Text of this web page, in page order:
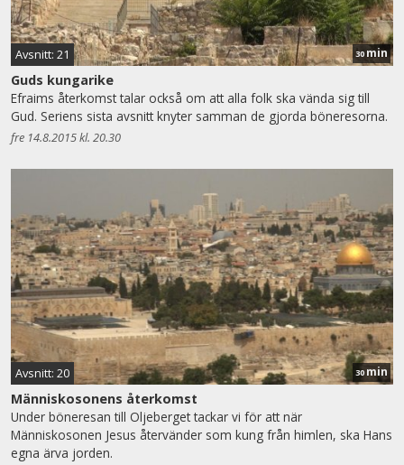
Avsnitt: 21 30 min
Guds kungarike
Efraims återkomst talar också om att alla folk ska vända sig till
Gud. Seriens sista avsnitt knyter samman de gjorda böneresorna.
fre 14.8.2015 kl. 20.30
Avsnitt: 20 30 min
Människosonens återkomst
Under böneresan till Oljeberget tackar vi för att när
Människosonen Jesus återvänder som kung från himlen, ska Hans
egna ärva jorden.